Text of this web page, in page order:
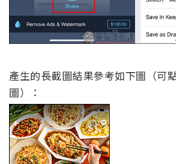
產生的長截圖結果參考如下圖（可
圖）：